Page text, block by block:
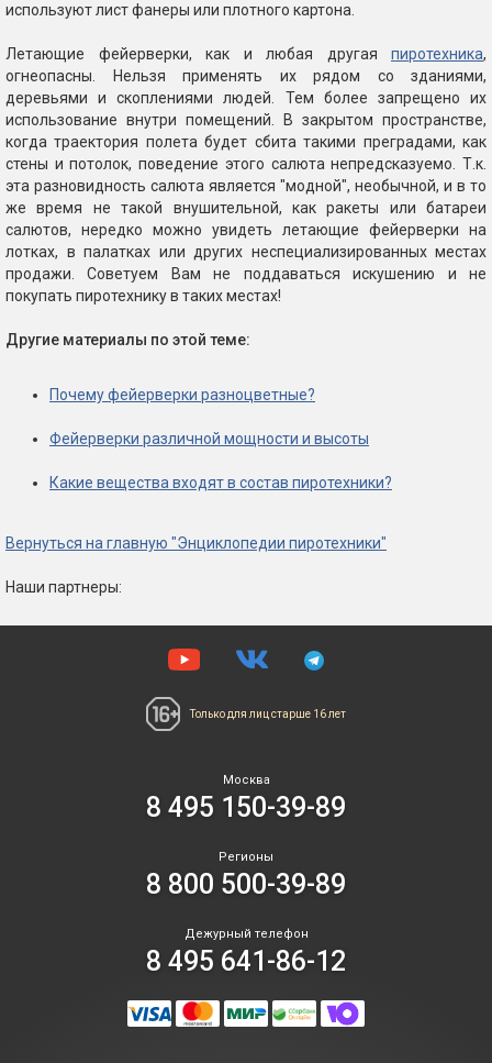
используют лист фанеры или плотного картона.
Летающие фейерверки, как и любая другая пиротехника,
огнеопасны. Нельзя применять их рядом со зданиями,
деревьями и скоплениями людей. Тем более запрещено их
использование внутри помещений. В закрытом пространстве,
когда траектория полета будет сбита такими преградами, как
стены и потолок, поведение этого салюта непредсказуемо. Т.к.
эта разновидность салюта является "модной", необычной, и в то
же время не такой внушительной, как ракеты или батареи
салютов, нередко можно увидеть летающие фейерверки на
лотках, в палатках или других неспециализированных местах
продажи. Советуем Вам не поддаваться искушению и не
покупать пиротехнику в таких местах!
Другие материалы по этой теме:
Почему фейерверки разноцветные?
Фейерверки различной мощности и высоты
Какие вещества входят в состав пиротехники?
Вернуться на главную "Энциклопедии пиротехники"
Наши партнеры:
Только для лицстарше 16 лет
Москва
8 495 150-39-89
Регионы
8 800 500-39-89
Дежурный телефон
8 495 641-86-12